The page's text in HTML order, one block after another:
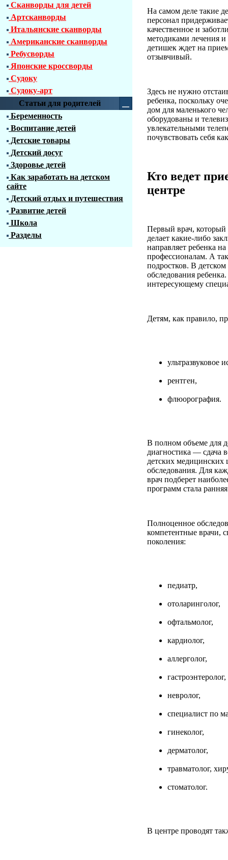
Сканворды для детей
Артсканворды
Итальянские сканворды
Американские сканворды
Ребусворды
Японские кроссворды
Судоку
Судоку-арт
Статьи для родителей
Беременность
Воспитание детей
Детские товары
Детский досуг
Здоровье детей
Как заработать на детском
сайте
Детский отдых и путешествия
Развитие детей
Школа
Разделы
На самом деле такие
персонал
качественное и
методиками лечения
детишек ждет на
отзывчивый.
Здесь не нужно
ребенка, поскольку
дом для маленького
оборудованы и
увлекательными
почувствовать себя
Кто ведет
центре
Первый врач, который
делает какие-либо
направляет ребенка
профессионалам. А
подростков. В
обследования
интересующему
Детям, как правило,
ультразвуковое
рентген,
флюорография.
В полном объеме для
диагностика — сдача
детских медицинских
обследования. Для
врач подберет
программ стала
Полноценное
компетентные врачи,
поколения:
педиатр,
отоларинголог,
офтальмолог,
кардиолог,
аллерголог,
гастроэнтеролог,
невролог,
специалист по
гинеколог,
дерматолог,
травматолог,
стоматолог.
В центре проводят